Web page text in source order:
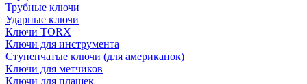
Трубные ключи
Ударные ключи
Ключи TORX
Ключи для инструмента
Ступенчатые ключи (для американок)
Ключи для метчиков
Ключи для плашек